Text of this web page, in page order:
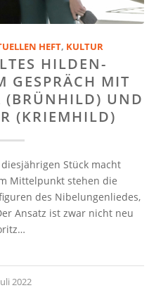
HEFT, KULTUR
HILDEN-
GESPRÄCH MIT
(BRÜNHILD) UND
(KRIEMHILD)
Stück macht
Mittelpunkt stehen die
des Nibelungenliedes,
Ansatz ist zwar nicht neu
2022